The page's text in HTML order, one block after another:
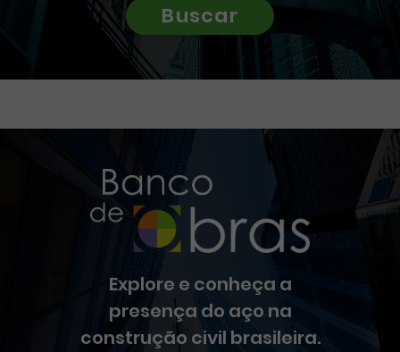
Buscar
Explore e conheça a
presença do aço na
construção civil brasileira.